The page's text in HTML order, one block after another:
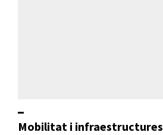
Mobilitat i